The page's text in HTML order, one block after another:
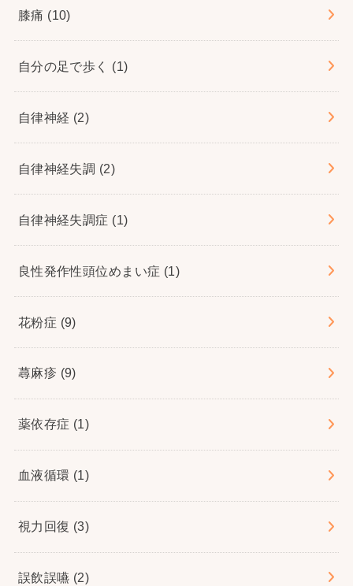
膝痛 (10)
自分の足で歩く (1)
自律神経 (2)
自律神経失調 (2)
自律神経失調症 (1)
良性発作性頭位めまい症 (1)
花粉症 (9)
蕁麻疹 (9)
薬依存症 (1)
血液循環 (1)
視力回復 (3)
誤飲誤嚥 (2)